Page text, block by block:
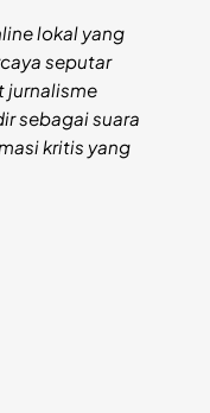
lokal yang
seputar
jurnalisme
sebagai suara
kritis yang